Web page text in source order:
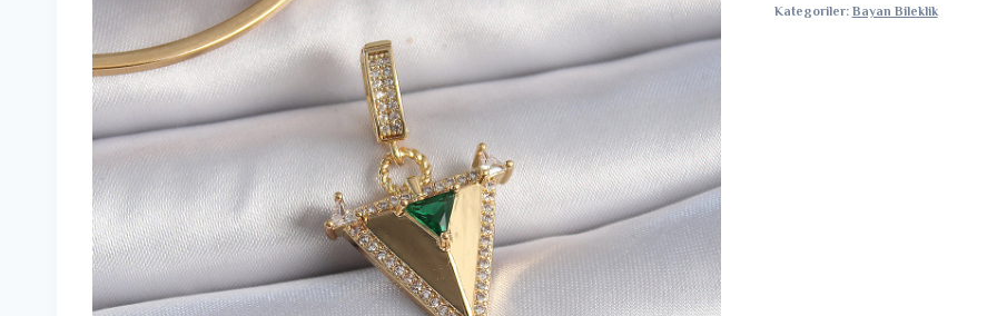
Kategoriler:Bayan Bileklik